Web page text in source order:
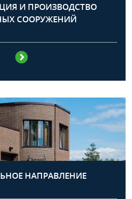
И ПРОИЗВОДСТВО
СООРУЖЕНИЙ
НАПРАВЛЕНИЕ